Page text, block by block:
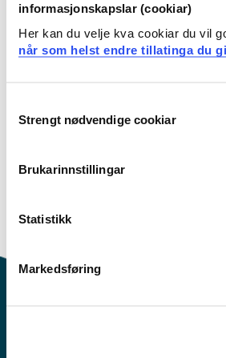
informasjonskapslar (cookiar)
Her kan du velje kva cookiar du vil
når som helst endre tillatinga du
Selection
Strengt nødvendige cookiar
Brukarinnstillingar
Statistikk
Markedsføring
Prosjektperiode
Januar 2000 - Juli 2001
Sjå prosjektside i NVA for
Kontaktinfo og